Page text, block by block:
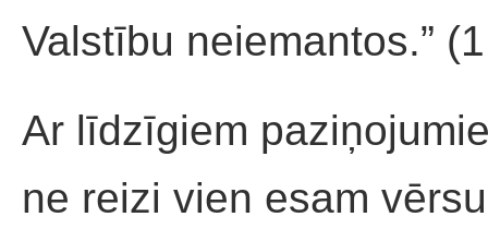
Valstību neiemantos.”
Ar līdzīgiem
ne reizi vien esam